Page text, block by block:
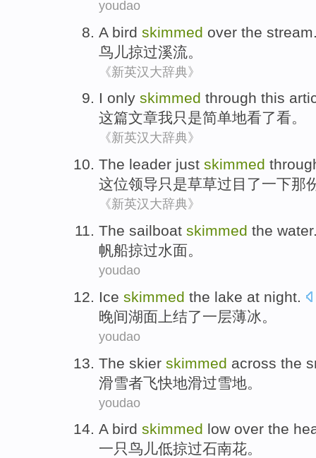
youdao
A bird skimmed over the stream
鸟儿掠过溪流 。
《新英汉大辞典》
I only skimmed through this
这篇文章我只是简单地看了看。
《新英汉大辞典》
The leader just skimmed
这位领导只是草草过目 了一下那
《新英汉大辞典》
The sailboat skimmed the water
帆船掠过水面。
youdao
Ice skimmed the lake at night.
晚间湖面 上结了一层薄冰。
youdao
The skier skimmed across the
滑雪者飞快地滑过雪地。
youdao
A bird skimmed low over the
一只鸟儿低掠过石南花。